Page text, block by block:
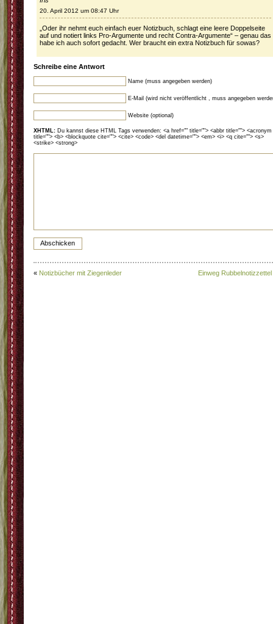
20. April 2012 um 08:47 Uhr
„Oder ihr nehmt euch einfach euer Notizbuch, schlagt eine leere Doppelseite
auf und notiert links Pro-Argumente und recht Contra-Argumente“ – genau das
habe ich auch sofort gedacht. Wer braucht ein extra Notizbuch für sowas?
Schreibe eine Antwort
Name (muss angegeben werden)
E-Mail (wird nicht veröffentlicht , muss angegeben
Website (optional)
XHTML: Du kannst diese HTML Tags verwenden: <a href="" title=""> <abbr title=""> <acronym
title=""> <b> <blockquote cite=""> <cite> <code> <del datetime=""> <em> <i> <q cite=""> <s>
<strike> <strong>
« Notizbücher mit Ziegenleder Einweg Rubbelnotizzettel